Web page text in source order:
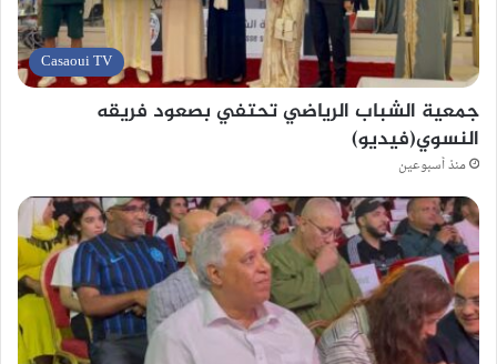
Casaoui TV
جمعية الشباب الرياضي تحتفي بصعود فريقه
النسوي(فيديو)
منذ أسبوعين